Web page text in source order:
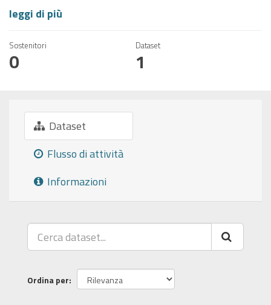
leggi di più
Sostenitori
0
Dataset
1
Dataset
Flusso di attività
Informazioni
Ordina per